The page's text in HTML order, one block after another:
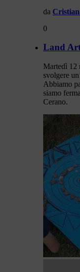
da
0
Land
Martedì 12
svolgere
Abbiamo
siamo
Cerano.